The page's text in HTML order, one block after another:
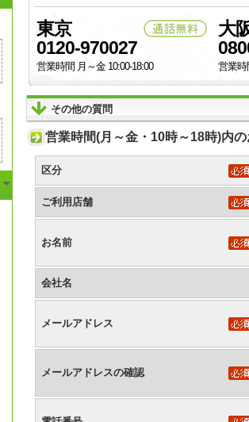
東京
0120-970027
営業時間 月～金 10:00-18:00
大
営業時
その他の質問
営業時間(月～金・10時～18時)内
区分
ご利用店舗
お名前
会社名
メールアドレス
メールアドレスの確認